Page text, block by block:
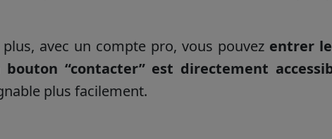
plus, avec un compte pro, vous pouvez entrer
bouton “contacter” est directement
plus facilement.